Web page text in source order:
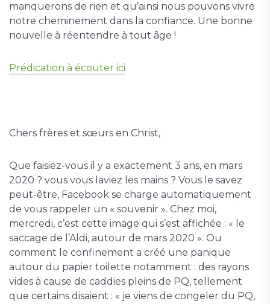
manquerons de rien et qu’ainsi nous pouvons vivre
notre cheminement dans la confiance. Une bonne
nouvelle à réentendre à tout âge !
Prédication à écouter ici
Chers frères et sœurs en Christ,
Que faisiez-vous il y a exactement 3 ans, en mars
2020 ? vous vous laviez les mains ? Vous le savez
peut-être, Facebook se charge automatiquement
de vous rappeler un « souvenir ». Chez moi,
mercredi, c’est cette image qui s’est affichée : « le
saccage de l’Aldi, autour de mars 2020 ». Ou
comment le confinement a créé une panique
autour du papier toilette notamment : des rayons
vides à cause de caddies pleins de PQ, tellement
que certains disaient : « je viens de congeler du PQ,